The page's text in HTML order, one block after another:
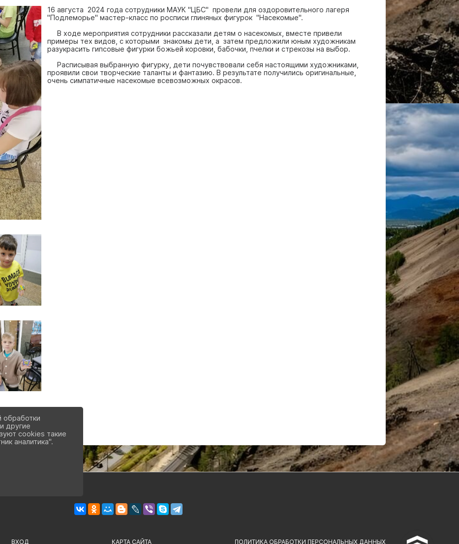
16 августа 2024 года сотрудники МАУК "ЦБС" провели для оздоровительного лагеря
"Подлеморье" мастер-класс по росписи глиняных фигурок "Насекомые".
В ходе мероприятия сотрудники рассказали детям о насекомых, вместе привели
примеры тех видов, с которыми знакомы дети, а затем предложили юным художникам
разукрасить гипсовые фигурки божьей коровки, бабочки, пчелки и стрекозы на выбор.
Расписывая выбранную фигурку, дети почувствовали себя настоящими художниками,
проявили свои творческие таланты и фантазию. В результате получились оригинальные,
очень симпатичные насекомые всевозможных окрасов.
^
ВХОД КАРТА САЙТА ПОЛИТИКА ОБРАБОТКИ ПЕРСОНАЛЬНЫХ ДАННЫХ
обработки
другие
cookies такие
аналитика".